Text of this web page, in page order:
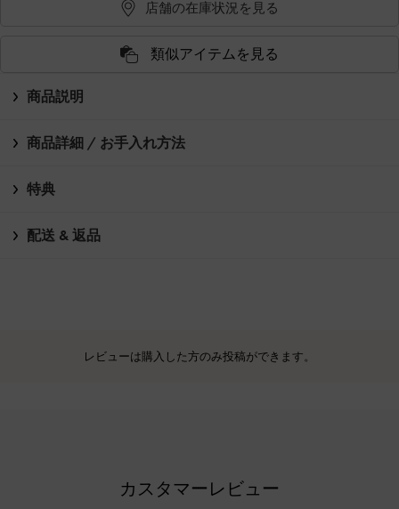
店舗の在庫状況を見る
類似アイテムを見る
商品説明
商品詳細 / お手入れ方法
特典
配送 & 返品
レビューは購入した方のみ投稿ができます。
カスタマーレビュー